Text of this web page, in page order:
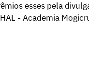
esses pela
- Academia